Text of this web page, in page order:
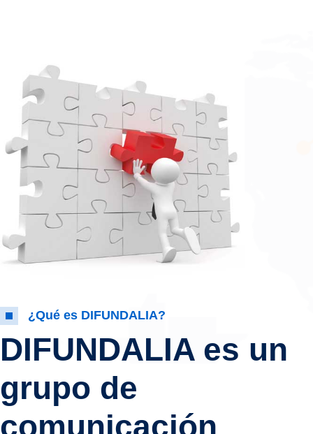
¿Qué es DIFUNDALIA?
DIFUNDALIA es un
grupo de
comunicación